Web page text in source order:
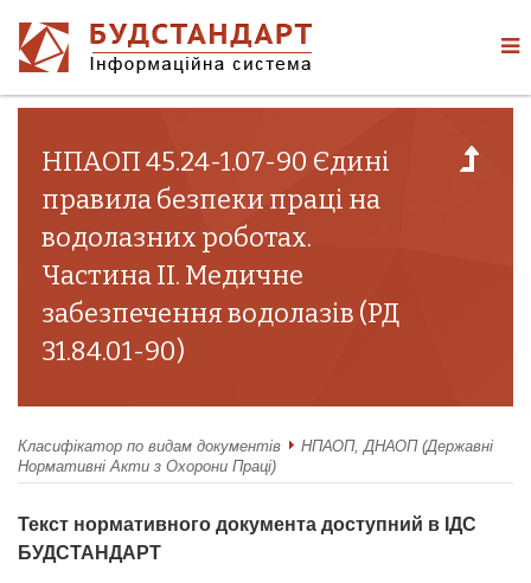
НПАОП 45.24-1.07-90 Єдині
правила безпеки праці на
водолазних роботах.
Частина II. Медичне
забезпечення водолазів (РД
31.84.01-90)
Класифікатор по видам документів
НПАОП, ДНАОП (Державні
Нормативні Акти з Охорони Праці)
Текст нормативного документа доступний в ІДС
БУДСТАНДАРТ